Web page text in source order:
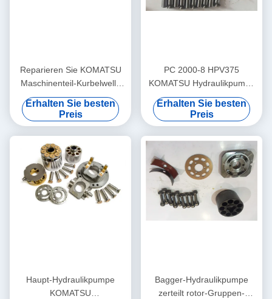
Reparieren Sie KOMATSU
Maschinenteil-Kurbelwelle
PC360-7 der
Hydraulikpumpe-Teil-/
Erhalten Sie besten
Preis
PC 2000-8 HPV375
KOMATSU Hydraulikpumpe
zerteilt Reparatur-Set-hohes
zuverlässiges
Erhalten Sie besten
Preis
Haupt-Hydraulikpumpe
KOMATSU
Bagger-Hydraulikpumpe
zerteilt rotor-Gruppen-